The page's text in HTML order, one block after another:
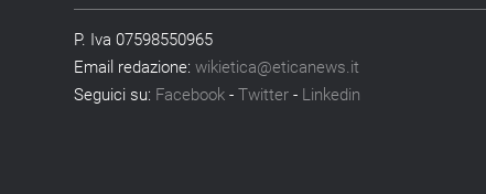
P. Iva 07598550965
Email redazione:wikietica@eticanews.it
Seguici su: Facebook -Twitter - Linkedin